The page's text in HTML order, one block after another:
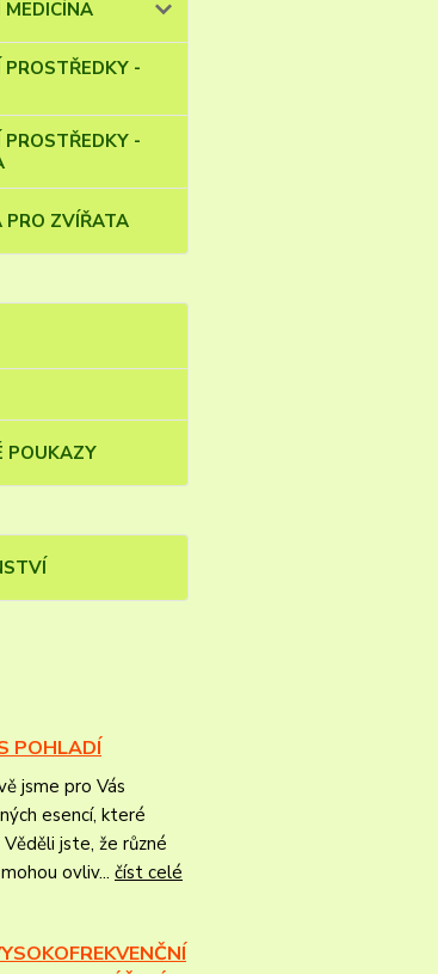
MEDICÍNA
PROSTŘEDKY -
PROSTŘEDKY -
PRO ZVÍŘATA
POUKAZY
POHLADÍ
jsme pro Vás
esencí, které
jste, že různé
ovliv... číst celé